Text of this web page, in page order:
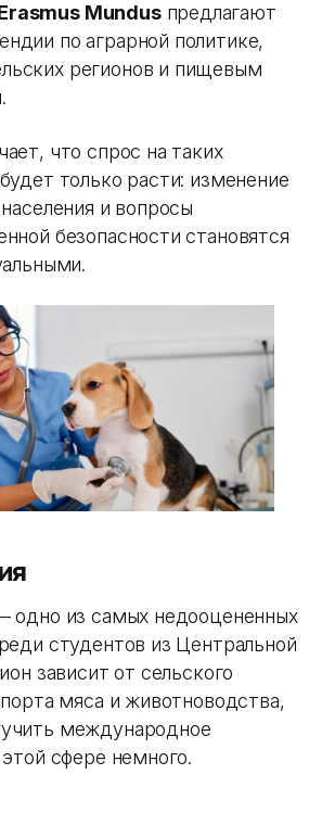
Mundusпредлагают
по аграрной политике,
регионов и пищевым
что спрос на таких
только расти: изменение
и вопросы
безопасности становятся
одно из самых недооцененных
студентов из Центральной
зависит от сельского
мяса и животноводства,
международное
сфере немного.